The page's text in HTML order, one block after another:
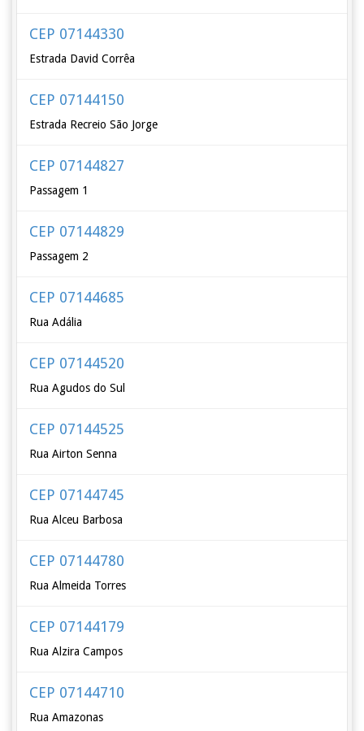
CEP 07144330
Estrada David Corrêa
CEP 07144150
Estrada Recreio São Jorge
CEP 07144827
Passagem 1
CEP 07144829
Passagem 2
CEP 07144685
Rua Adália
CEP 07144520
Rua Agudos do Sul
CEP 07144525
Rua Airton Senna
CEP 07144745
Rua Alceu Barbosa
CEP 07144780
Rua Almeida Torres
CEP 07144179
Rua Alzira Campos
CEP 07144710
Rua Amazonas